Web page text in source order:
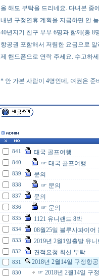
올 해도 부탁을 드리네요. 다녀본 중
내년 구정연휴 계획을 지금하면 안
40년지기 친구 부부 6명과 함께(총 8
항공권 포함해서 저렴한 요금으로
제 핸드폰으로 연락 주세요. 수고하
* 안 가본 사람이 4명인데, 여권은 준
841 태국 골프여행
840
☞ 태국 골프여행
839
문의
838
☞ 문의
837
문의
836
☞ 문의
835
1121 유니랜드 8박
834
08월25일 블루사파이어
833
2019년 2월1일출발 유니
832
견적요청 회신 부탁
831
2018년 2월14일 구정항
830
☞ 2018년 2월14일 구